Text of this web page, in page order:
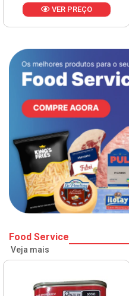
VER PREÇO
Food Service
Veja mais